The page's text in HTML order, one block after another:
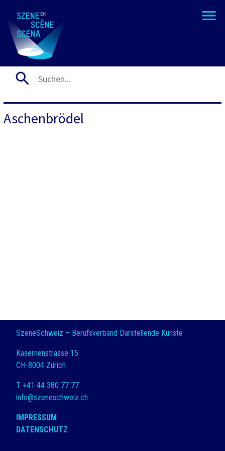
Aschenbrödel
SzeneSchweiz – Berufsverband Darstellende Künste
Kasernenstrasse 15
CH-8004 Zürich
T +41 44 380 77 77
info@szeneschweiz.ch
IMPRESSUM
DATENSCHUTZ